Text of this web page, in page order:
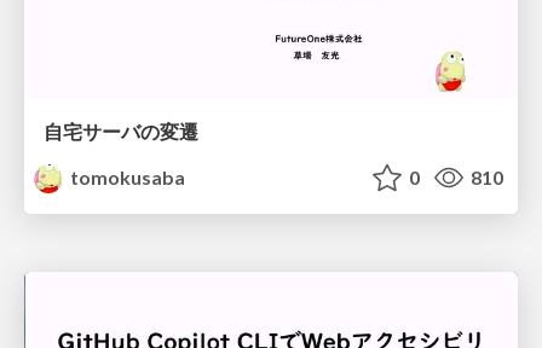
自宅サーバの変遷
tomokusaba
0 810